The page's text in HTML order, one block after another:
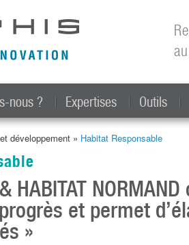
nous ? Expertises Outils
développement » Habitat Responsable
HABITAT
et permet
»